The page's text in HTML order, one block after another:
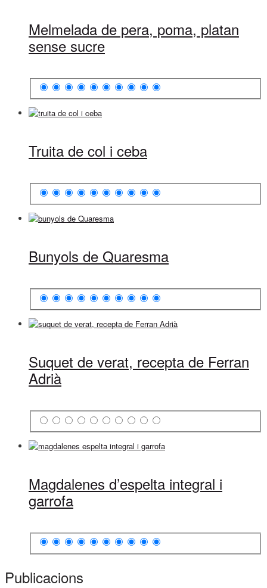
Melmelada de pera, poma, platan
sense sucre
Truita de col i ceba
Bunyols de Quaresma
Suquet de verat, recepta de Ferran
Adrià
Magdalenes d’espelta integral i
garrofa
Publicacions